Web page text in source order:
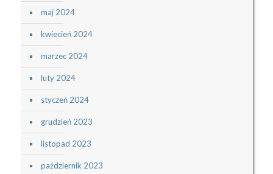
maj 2024
kwiecień 2024
marzec 2024
luty 2024
styczeń 2024
grudzień 2023
listopad 2023
październik 2023